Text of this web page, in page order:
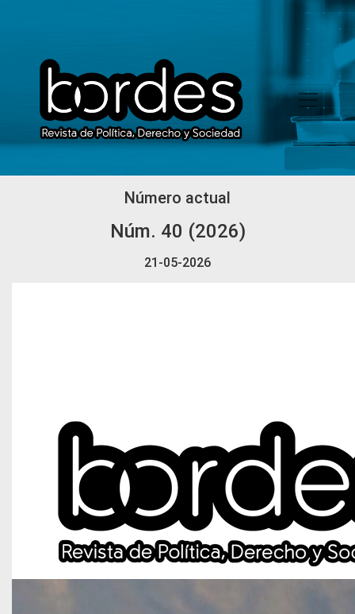
Número actual
Núm. 40 (2026)
21-05-2026